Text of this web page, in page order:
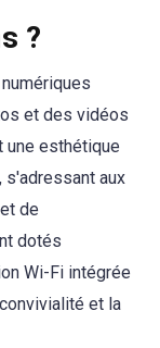
?
et des vidéos
une esthétique
s'adressant aux
de
dotés
Wi-Fi intégrée
et la